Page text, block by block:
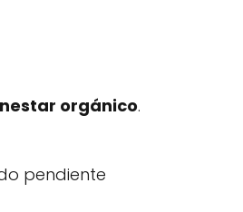
orgánico.
pendiente